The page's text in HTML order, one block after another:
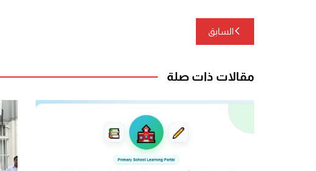
تصفّح
المقالات
السابق
مقالات ذات صلة